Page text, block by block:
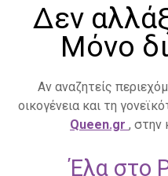
Δεν
Μόνο
Αν αναζητείς
οικογένεια και τη
Queen.gr , στην
Έλα στο